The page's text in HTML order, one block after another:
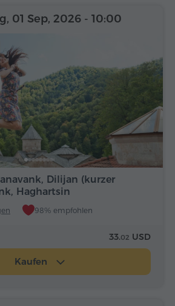
Dilijan (kurzer
Haghartsin
98% empfohlen
01 Sep, 2026 - 10:00
33.02 USD
Kaufen